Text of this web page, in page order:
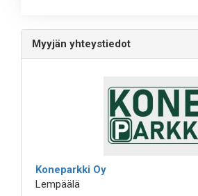
Myyjän yhteystiedot
Koneparkki Oy
Lempäälä